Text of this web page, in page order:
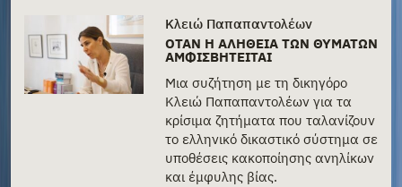
Κλειώ Παπαπαντολέων
ΌΤΑΝ Η ΑΛΉΘΕΙΑ ΤΩΝ ΘΥΜΆΤΩΝ
ΑΜΦΙΣΒΗΤΕΊΤΑΙ
Μια συζήτηση με τη δικηγόρο
Κλειώ Παπαπαντολέων για τα
κρίσιμα ζητήματα που ταλανίζουν
το ελληνικό δικαστικό σύστημα σε
υποθέσεις κακοποίησης ανηλίκων
και έμφυλης βίας.